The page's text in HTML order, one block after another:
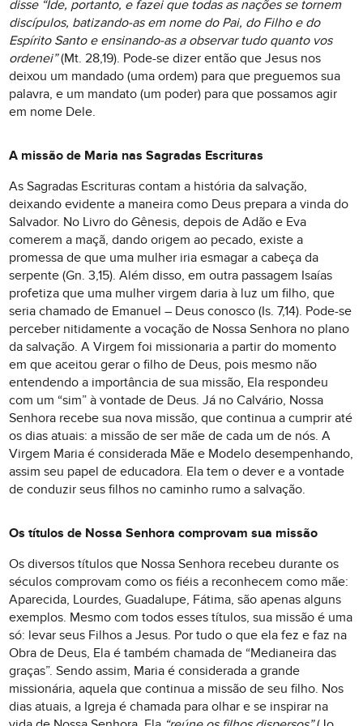
disse “Ide, portanto, e fazei que todas as nações se tornem
discípulos, batizando-as em nome do Pai, do Filho e do
Espírito Santo e ensinando-as a observar tudo quanto vos
ordenei”(Mt. 28,19). Pode-se dizer então que Jesus nos
deixou um mandado (uma ordem) para que preguemos sua
palavra, e um mandato (um poder) para que possamos agir
em nome Dele.
A missão de Maria nas Sagradas Escrituras
As Sagradas Escrituras contam a história da salvação,
deixando evidente a maneira como Deus prepara a vinda do
Salvador. No Livro do Gênesis, depois de Adão e Eva
comerem a maçã, dando origem ao pecado, existe a
promessa de que uma mulher iria esmagar a cabeça da
serpente (Gn. 3,15). Além disso, em outra passagem Isaías
profetiza que uma mulher virgem daria à luz um filho, que
seria chamado de Emanuel – Deus conosco (Is. 7,14). Pode-se
perceber nitidamente a vocação de Nossa Senhora no plano
da salvação. A Virgem foi missionaria a partir do momento
em que aceitou gerar o filho de Deus, pois mesmo não
entendendo a importância de sua missão, Ela respondeu
com um “sim” à vontade de Deus. Já no Calvário, Nossa
Senhora recebe sua nova missão, que continua a cumprir até
os dias atuais: a missão de ser mãe de cada um de nós. A
Virgem Maria é considerada Mãe e Modelo desempenhando,
assim seu papel de educadora. Ela tem o dever e a vontade
de conduzir seus filhos no caminho rumo a salvação.
Os títulos de Nossa Senhora comprovam sua missão
Os diversos títulos que Nossa Senhora recebeu durante os
séculos comprovam como os fiéis a reconhecem como mãe:
Aparecida, Lourdes, Guadalupe, Fátima, são apenas alguns
exemplos. Mesmo com todos esses títulos, sua missão é uma
só: levar seus Filhos a Jesus. Por tudo o que ela fez e faz na
Obra de Deus, Ela é também chamada de “Medianeira das
graças”. Sendo assim, Maria é considerada a grande
missionária, aquela que continua a missão de seu filho. Nos
dias atuais, a Igreja é chamada para olhar e se inspirar na